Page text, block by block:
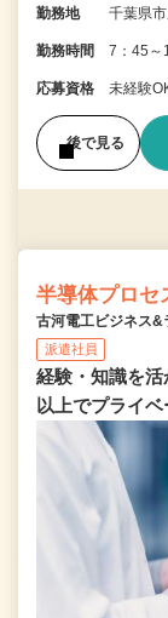
勤務地 千葉県
勤務時間 7：45～
応募資格 未経験
後で見る
半導体プロセ
古河電工ビジネス&
派遣社員
経験・知識を活
以上でプライ